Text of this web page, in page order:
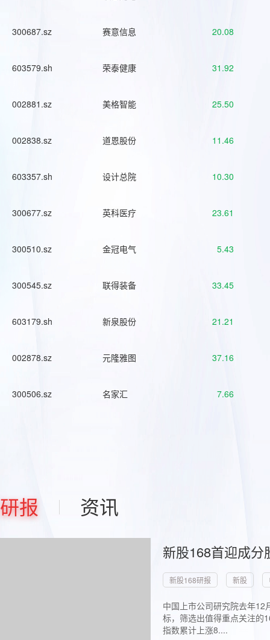
300687.sz 赛意信息 20.08
603579.sh 荣泰健康 31.92
002881.sz 美格智能 25.50
002838.sz 道恩股份 11.46
603357.sh 设计总院 10.30
300677.sz 英科医疗 23.61
300510.sz 金冠电气 5.43
300545.sz 联得装备 33.45
603179.sh 新泉股份 21.21
002878.sz 元隆雅图 37.16
300506.sz 名家汇 7.66
研报 资讯
新股168首迎成
新股168研报 新股
中国上市公司研究院去年
标，筛选出值得重点关注的
指数累计上涨8....